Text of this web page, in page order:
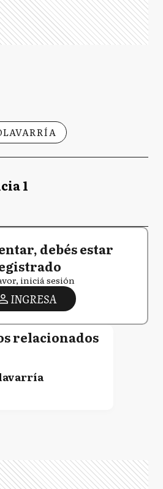
1
debés estar
iniciá sesión
INGRESA
relacionados